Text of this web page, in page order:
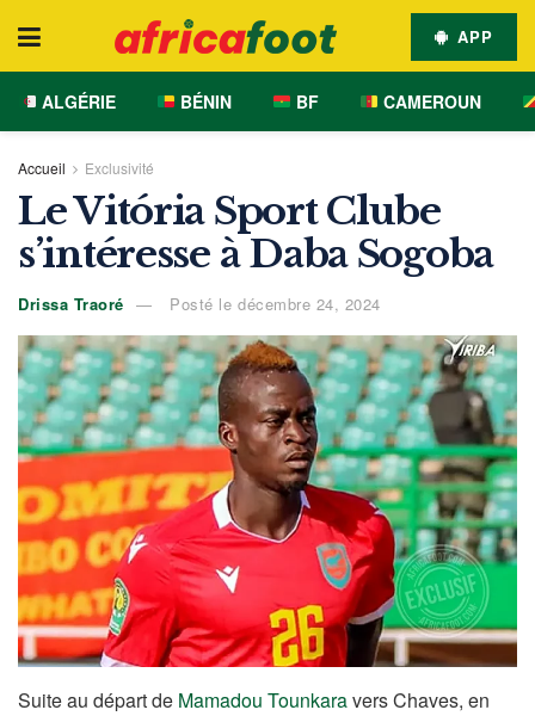
APP
ALGÉRIE BÉNIN BF CAMEROUN
Accueil Exclusivité
Le Vitória Sport Clube
s’intéresse à Daba Sogoba
Drissa Traoré Posté le décembre 24, 2024
Suite au départ de Mamadou Tounkaravers Chaves, en